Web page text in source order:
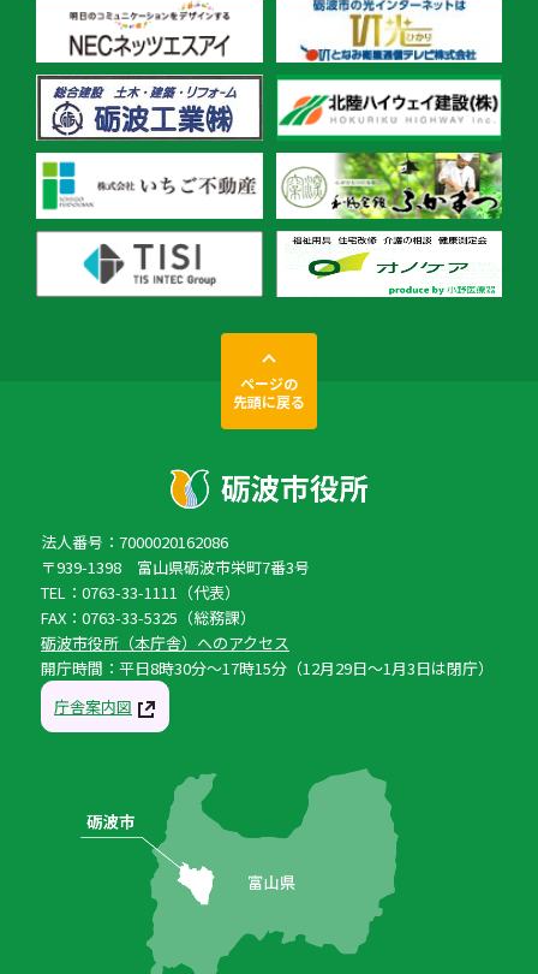
ページの
先頭に戻る
法人番号：7000020162086
〒939-1398 富山県砺波市栄町7番3号
TEL：0763-33-1111（代表）
FAX：0763-33-5325（総務課）
砺波市役所（本庁舎）へのアクセス
開庁時間：平日8時30分〜17時15分（12月29日〜1月3日は閉庁）
庁舎案内図